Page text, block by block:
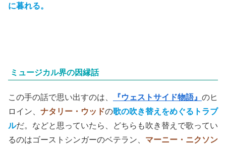
に暮れる。
ミュージカル界の因縁話
この手の話で思い出すのは、 『ウェストサイド物語』 のヒ
ロイン、 ナタリー・ウッドの歌の吹き替えをめぐるトラブ
ルだ。などと思っていたら、どちらも吹き替えで歌ってい
るのはゴーストシンガーのベテラン、 マーニー・ニクソン